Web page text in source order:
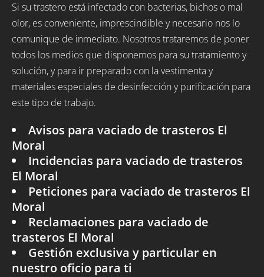
Si su trastero está infectado con bacterias, bichos o mal
olor, es conveniente, imprescindible y necesario nos lo
comunique de inmediato. Nosotros trataremos de poner
todos los medios que disponemos para su tratamiento y
solución, y para ir preparado con la vestimenta y
materiales especiales de desinfección y purificación para
este tipo de trabajo.
Avisos para vaciado de trasteros El
Moral
Incidencias para vaciado de trasteros
El Moral
Peticiones para vaciado de trasteros El
Moral
Reclamaciones para vaciado de
trasteros El Moral
Gestión exclusiva y particular en
nuestro oficio para ti